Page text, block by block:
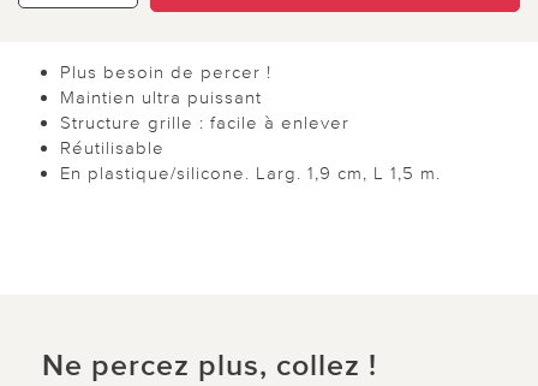
Plus besoin de percer !
Maintien ultra puissant
Structure grille : facile à enlever
Réutilisable
En plastique/silicone. Larg. 1,9 cm, L 1,5 m.
Ne percez plus, collez !